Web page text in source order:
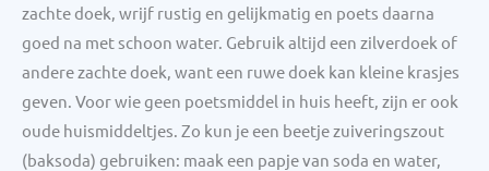
zachte doek, wrijf rustig en gelijkmatig en poets daarna
goed na met schoon water. Gebruik altijd een zilverdoek of
andere zachte doek, want een ruwe doek kan kleine krasjes
geven. Voor wie geen poetsmiddel in huis heeft, zijn er ook
oude huismiddeltjes. Zo kun je een beetje zuiveringszout
(baksoda) gebruiken: maak een papje van soda en water,